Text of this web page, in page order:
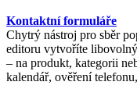
Kontaktní formuláře
Chytrý nástroj pro sběr
editoru vytvoříte
– na produkt, kategorii
kalendář, ověření